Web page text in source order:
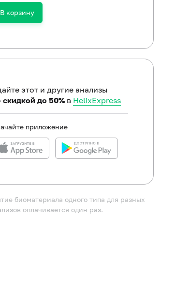
В корзину
этот и другие анализы
скидкой до 50% в HelixExpress
приложение
биоматериала одного типа для разных
оплачивается один раз.